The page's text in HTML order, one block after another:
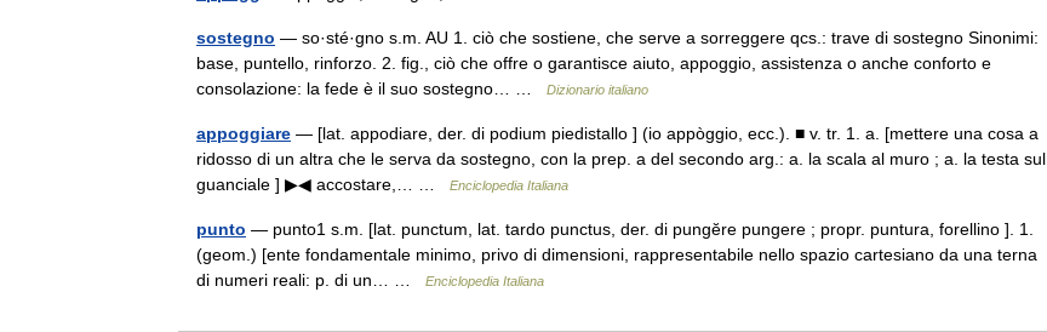
sostegno — so·sté·gno s.m. AU 1. ciò che sostiene, che serve a sorreggere qcs.: trave di sostegno Sinonimi:
base, puntello, rinforzo. 2. fig., ciò che offre o garantisce aiuto, appoggio, assistenza o anche conforto e
consolazione: la fede è il suo sostegno… …
Dizionario italiano
appoggiare — [lat. appodiare, der. di podium piedistallo ] (io appòggio, ecc.). ■ v. tr. 1. a. [mettere una cosa a
ridosso di un altra che le serva da sostegno, con la prep. a del secondo arg.: a. la scala al muro ; a. la testa sul
guanciale ] ▶◀ accostare,… …
Enciclopedia Italiana
punto — punto1 s.m. [lat. punctum, lat. tardo punctus, der. di pungĕre pungere ; propr. puntura, forellino ]. 1.
(geom.) [ente fondamentale minimo, privo di dimensioni, rappresentabile nello spazio cartesiano da una terna
di numeri reali: p. di un… …
Enciclopedia Italiana